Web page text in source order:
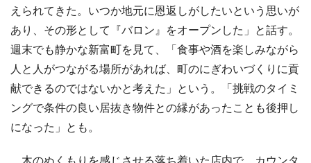
えられてきた。いつか地元に恩返しがしたいという思いが
あり、その形として『バロン』をオープンした」と話す。
週末でも静かな新富町を見て、「食事や酒を楽しみながら
人と人がつながる場所があれば、町のにぎわいづくりに貢
献できるのではないかと考えた」という。「挑戦のタイミ
ングで条件の良い居抜き物件との縁があったことも後押し
になった」とも。
木のぬくもりを感じさせる落ち着いた店内で、カウンタ